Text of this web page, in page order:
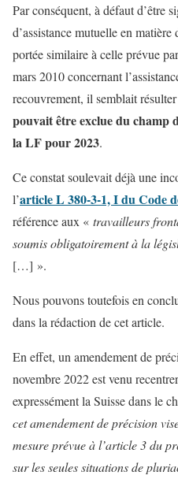
Par conséquent, à défaut d’être
d’assistance mutuelle en
portée similaire à celle prévue
mars 2010 concernant
recouvrement, il semblait
pouvait être exclue du champ
la LF pour 2023.
Ce constat soulevait déjà une
l’article L 380-3-1, I du Code
référence aux « travailleurs
soumis obligatoirement à la
[…] ».
Nous pouvons toutefois en
dans la rédaction de cet article.
En effet, un amendement de
novembre 2022 est venu
expressément la Suisse dans le
cet amendement de précision
mesure prévue à l’article 3 du
sur les seules situations de